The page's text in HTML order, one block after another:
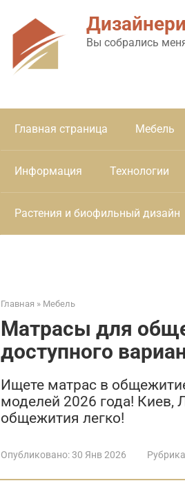
Вы собрались
Главная страница Мебель
Информация Технологии
Растения и биофильный дизайн
Главная » Мебель
Матрасы для
доступного
Ищете матрас в
моделей 2026 года! Киев,
общежития легко!
Опубликовано:30 Янв 2026